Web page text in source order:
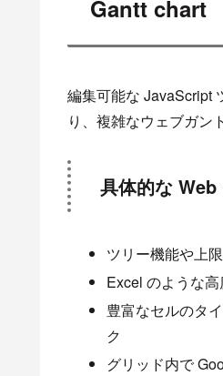
Gantt chart
編集可能な JavaScript
り、複雑なウェブガン
具体的な
ツリー機能や上
Excel のような
豊富なセルのタ
ク
グリッド内で